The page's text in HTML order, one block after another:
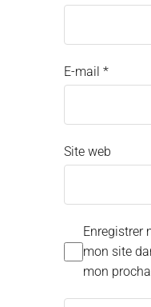
E-mail *
Site web
Enregistrer
mon site
mon